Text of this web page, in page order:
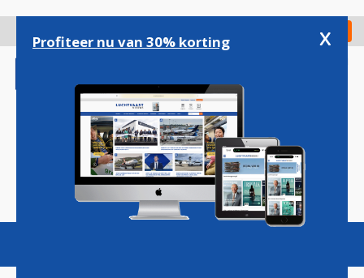
gaan
Check in
Magazine Podcasts Vacatures
Profiteer nu van 30% korting x